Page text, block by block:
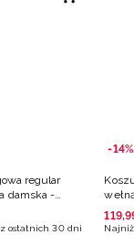
regular
damska -
ostatnich 30 dni
-14%
119,